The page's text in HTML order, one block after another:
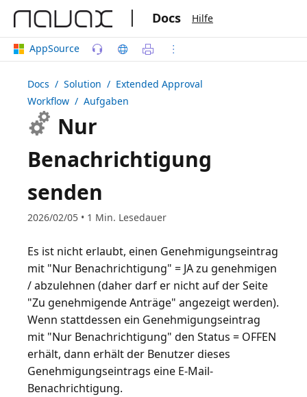
| Docs Hilfe
AppSource
Docs / Solution / Extended Approval
Workflow / Aufgaben
Nur
Benachrichtigung
senden
2026/02/05 • 1 Min. Lesedauer
Es ist nicht erlaubt, einen Genehmigungseintrag
mit "Nur Benachrichtigung" = JA zu genehmigen
/ abzulehnen (daher darf er nicht auf der Seite
"Zu genehmigende Anträge" angezeigt werden).
Wenn stattdessen ein Genehmigungseintrag
mit "Nur Benachrichtigung" den Status = OFFEN
erhält, dann erhält der Benutzer dieses
Genehmigungseintrags eine E-Mail-
Benachrichtigung.